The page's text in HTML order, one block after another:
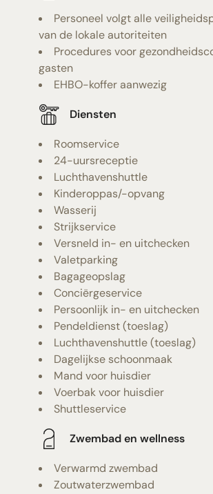
Personeel volgt alle
van de lokale autoriteiten
Procedures voor
gasten
EHBO-koffer aanwezig
Diensten
Roomservice
24-uursreceptie
Luchthavenshuttle
Kinderoppas/-opvang
Wasserij
Strijkservice
Versneld in- en uitchecken
Valetparking
Bagageopslag
Conciërgeservice
Persoonlijk in- en uitchecken
Pendeldienst (toeslag)
Luchthavenshuttle (toeslag)
Dagelijkse schoonmaak
Mand voor huisdier
Voerbak voor huisdier
Shuttleservice
Zwembad en wellness
Verwarmd zwembad
Zoutwaterzwembad